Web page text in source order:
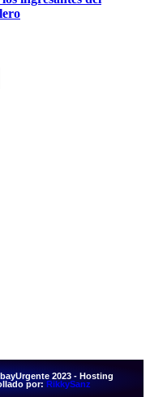
2023 - Hosting
por: RikkySanz